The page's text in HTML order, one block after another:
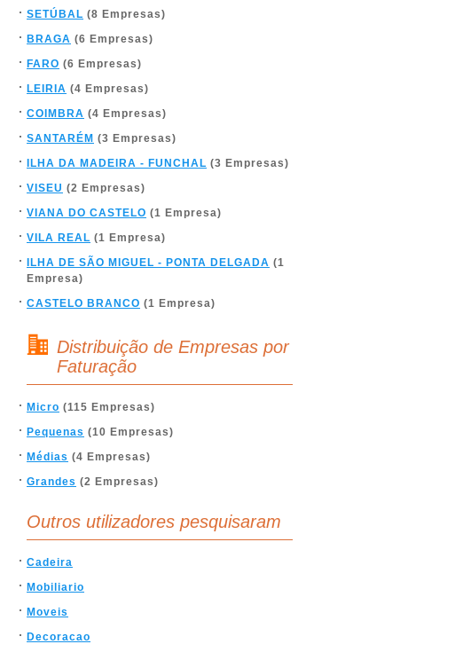
SETÚBAL (8 Empresas)
BRAGA (6 Empresas)
FARO (6 Empresas)
LEIRIA (4 Empresas)
COIMBRA (4 Empresas)
SANTARÉM (3 Empresas)
ILHA DA MADEIRA - FUNCHAL (3 Empresas)
VISEU (2 Empresas)
VIANA DO CASTELO (1 Empresa)
VILA REAL (1 Empresa)
ILHA DE SÃO MIGUEL - PONTA DELGADA (1
Empresa)
CASTELO BRANCO (1 Empresa)
Distribuição de Empresas por
Faturação
Micro (115 Empresas)
Pequenas (10 Empresas)
Médias (4 Empresas)
Grandes (2 Empresas)
Outros utilizadores pesquisaram
Cadeira
Mobiliario
Moveis
Decoracao